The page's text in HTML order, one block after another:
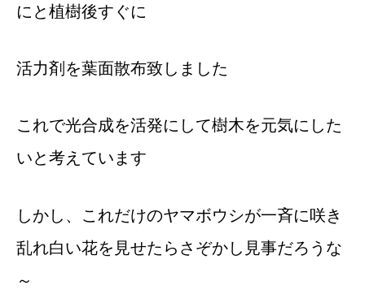
にと植樹後すぐに
活力剤を葉面散布致しました
これで光合成を活発にして樹木を元気にした
いと考えています
しかし、これだけのヤマボウシが一斉に咲き
乱れ白い花を見せたらさぞかし見事だろうな
～